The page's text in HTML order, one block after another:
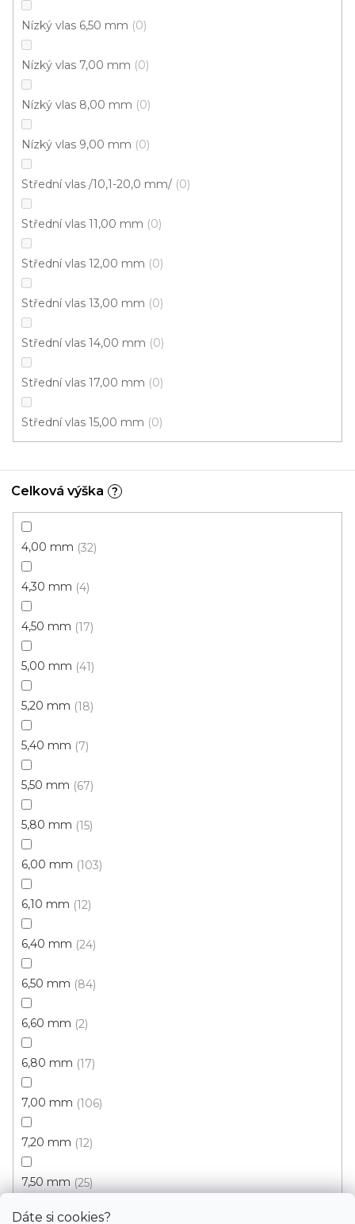
Dáte si cookies?
Nízký vlas 6,50 mm 0
Nízký vlas 7,00 mm 0
Nízký vlas 8,00 mm 0
Nízký vlas 9,00 mm 0
Střední vlas /10,1-20,0 mm/ 0
Střední vlas 11,00 mm 0
Střední vlas 12,00 mm 0
Střední vlas 13,00 mm 0
Střední vlas 14,00 mm 0
Střední vlas 17,00 mm 0
Střední vlas 15,00 mm 0
Celková výška ?
4,00 mm 32
4,30 mm 4
4,50 mm 17
5,00 mm 41
5,20 mm 18
5,40 mm 7
5,50 mm 67
5,80 mm 15
6,00 mm 103
6,10 mm 12
6,40 mm 24
6,50 mm 84
6,60 mm 2
6,80 mm 17
7,00 mm 106
7,20 mm 12
7,50 mm 25
p
Doprava zdarma
Dárkové poukazy
Odebírat newsletter
Vložte svůj e-mail a my vám budeme zasílat informace o
nových produktech na našem e-shopu.
E-mail
Přihlášením souhlasíte se
údajů
Informace
Služby
Bonus
T. G. Masaryka 333
538 21 Slatiňany
Zobrazit na mapě
Po-Pá: 9.00 - 12.00, 13.00 - 17.00
So: pouze pro objednané